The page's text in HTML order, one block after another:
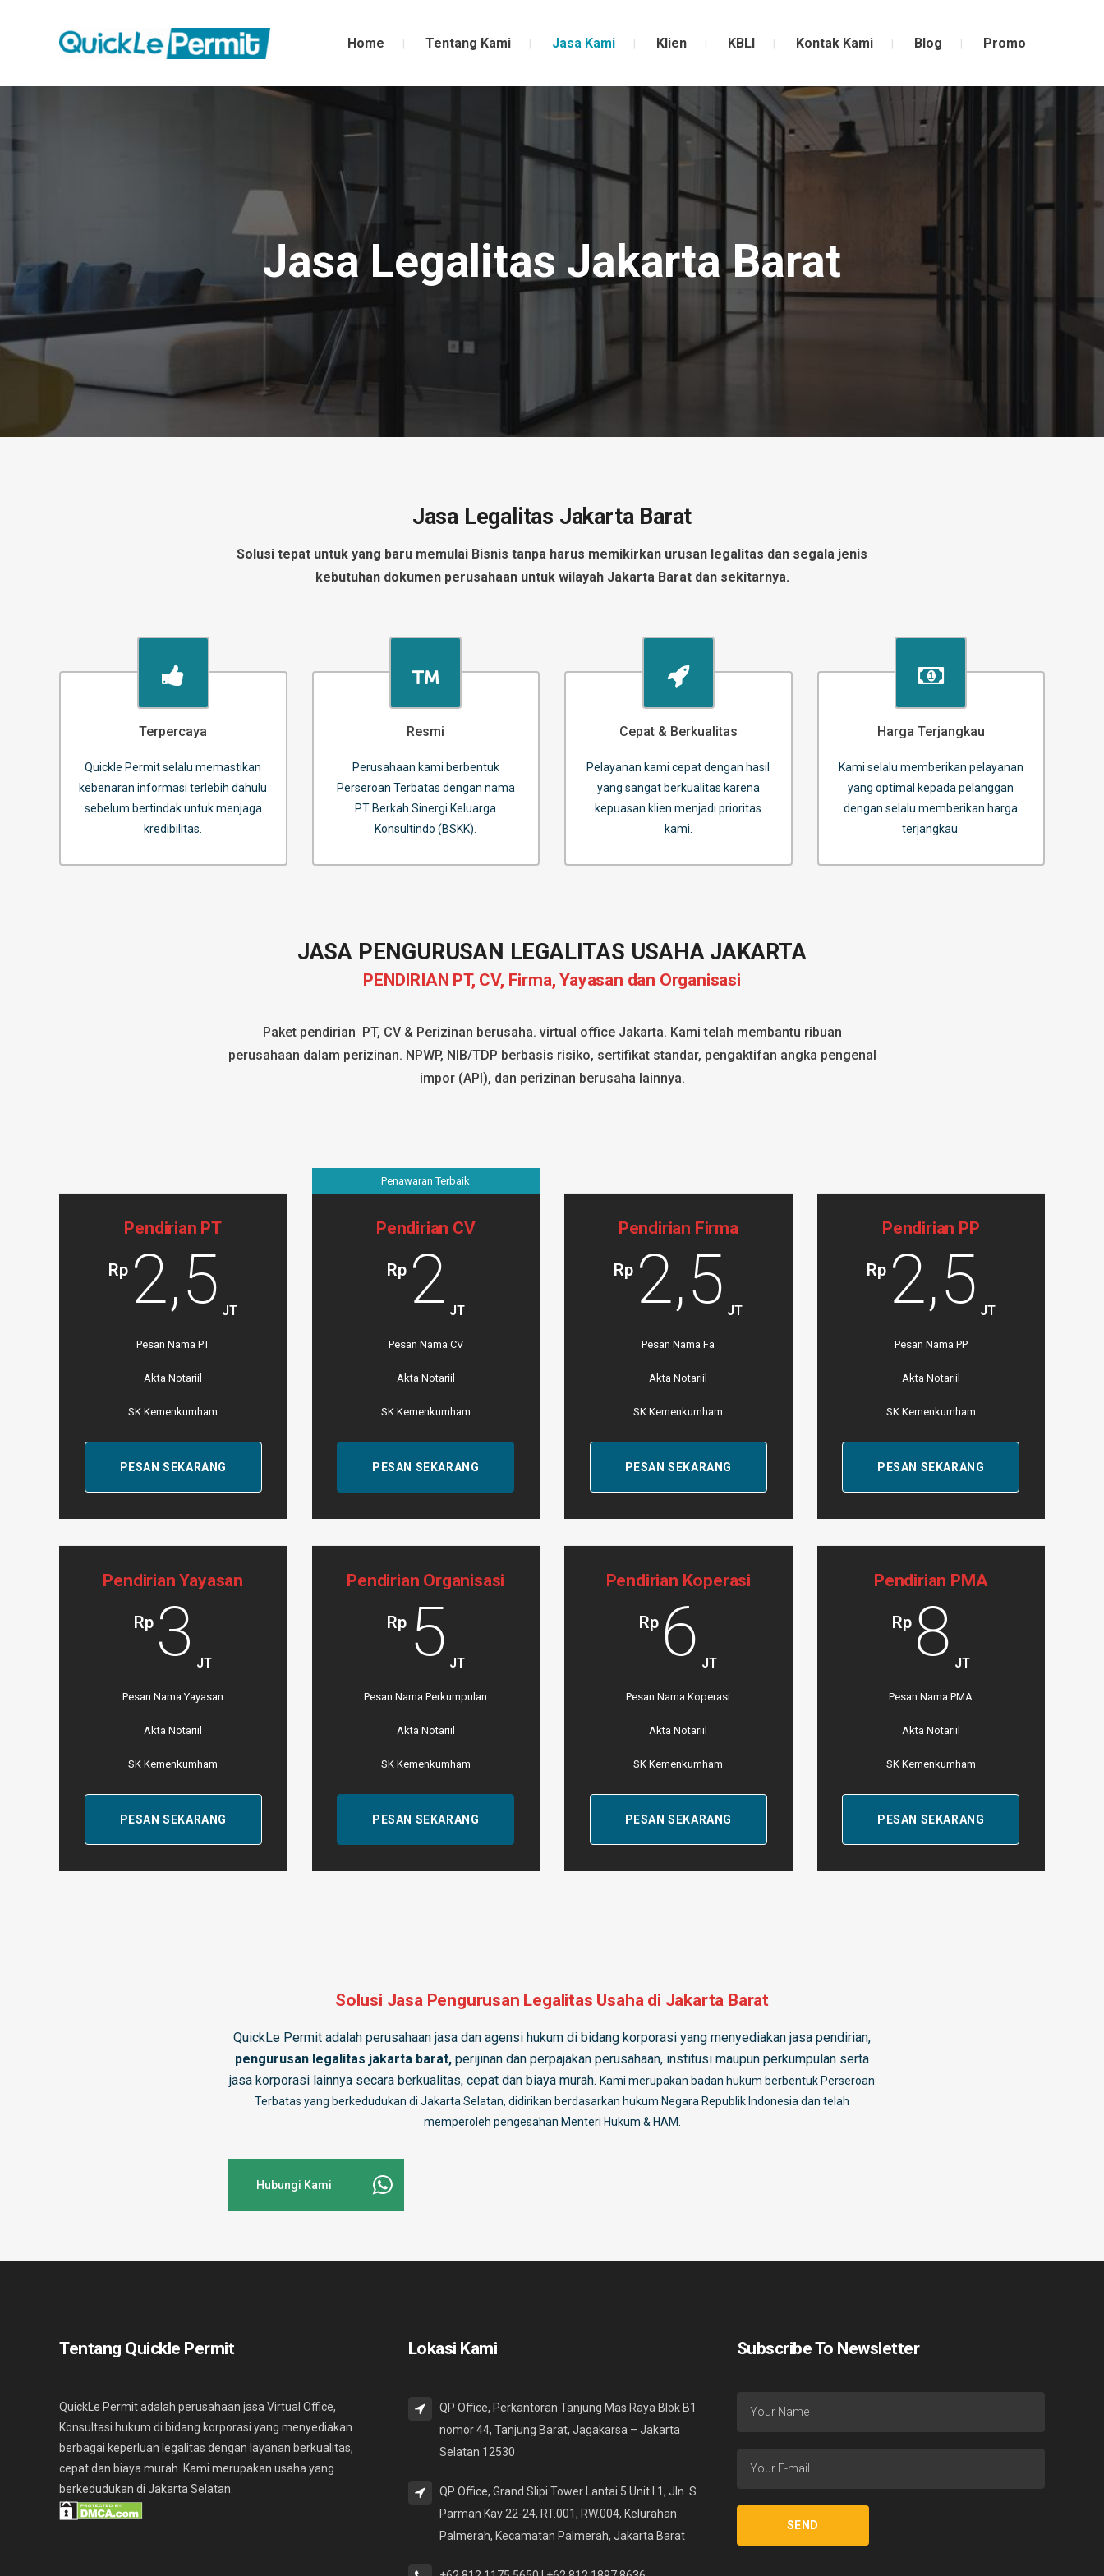
Home Tentang Kami Jasa Kami Klien KBLI Kontak Kami Blog Promo
Jasa Legalitas Jakarta Barat
Jasa Legalitas Jakarta Barat
Solusi tepat untuk yang baru memulai Bisnis tanpa harus memikirkan urusan legalitas dan segala jenis
kebutuhan dokumen perusahaan untuk wilayah Jakarta Barat dan sekitarnya.
Terpercaya
Quickle Permit selalu memastikan
kebenaran informasi terlebih dahulu
sebelum bertindak untuk menjaga
kredibilitas.
Resmi
Perusahaan kami berbentuk
Perseroan Terbatas dengan nama
PT Berkah Sinergi Keluarga
Konsultindo (BSKK).
Cepat & Berkualitas
Pelayanan kami cepat dengan hasil
yang sangat berkualitas karena
kepuasan klien menjadi prioritas
kami.
Harga Terjangkau
Kami selalu memberikan pelayanan
yang optimal kepada pelanggan
dengan selalu memberikan harga
terjangkau.
JASA PENGURUSAN LEGALITAS USAHA JAKARTA
PENDIRIAN PT, CV, Firma, Yayasan dan Organisasi
Paket pendirian PT, CV& Perizinan berusaha. virtual office Jakarta. Kami telah membantu ribuan
perusahaan dalam perizinan. NPWP, NIB/TDP berbasis risiko, sertifikat standar, pengaktifan angka pengenal
impor (API), dan perizinan berusaha lainnya.
Pendirian PT
Rp 2,5 JT
Pesan Nama PT
Akta Notariil
SK Kemenkumham
PESAN SEKARANG
Penawaran Terbaik
Pendirian CV
Rp 2 JT
Pesan Nama CV
Akta Notariil
SK Kemenkumham
PESAN SEKARANG
Pendirian Firma
Rp 2,5 JT
Pesan Nama Fa
Akta Notariil
SK Kemenkumham
PESAN SEKARANG
Pendirian PP
Rp 2,5 JT
Pesan Nama PP
Akta Notariil
SK Kemenkumham
PESAN SEKARANG
Pendirian Yayasan
Rp 3 JT
Pesan Nama Yayasan
Akta Notariil
SK Kemenkumham
PESAN SEKARANG
Pendirian Organisasi
Rp 5 JT
Pesan Nama Perkumpulan
Akta Notariil
SK Kemenkumham
PESAN SEKARANG
Pendirian Koperasi
Rp 6 JT
Pesan Nama Koperasi
Akta Notariil
SK Kemenkumham
PESAN SEKARANG
Pendirian PMA
Rp 8 JT
Pesan Nama PMA
Akta Notariil
SK Kemenkumham
PESAN SEKARANG
Solusi Jasa Pengurusan Legalitas Usaha di Jakarta Barat
QuickLe Permit adalah perusahaan jasa dan agensi hukum di bidang korporasi yang menyediakan jasa pendirian,
pengurusan legalitas jakarta barat, perijinan dan perpajakan perusahaan, institusi maupun perkumpulan serta
jasa korporasi lainnya secara berkualitas, cepat dan biaya murah. Kami merupakan badan hukum berbentuk Perseroan
Terbatas yang berkedudukan di Jakarta Selatan, didirikan berdasarkan hukum Negara Republik Indonesia dan telah
memperoleh pengesahan Menteri Hukum & HAM.
Hubungi Kami
Tentang Quickle Permit
QuickLe Permit adalah perusahaan jasa Virtual Office,
Konsultasi hukum di bidang korporasi yang menyediakan
berbagai keperluan legalitas dengan layanan berkualitas,
cepat dan biaya murah. Kami merupakan usaha yang
berkedudukan di Jakarta Selatan.
Lokasi Kami
QP Office, Perkantoran Tanjung Mas Raya Blok B1
nomor 44, Tanjung Barat, Jagakarsa – Jakarta
Selatan 12530
QP Office, Grand Slipi Tower Lantai 5 Unit I.1, Jln. S.
Parman Kav 22-24, RT.001, RW.004, Kelurahan
Palmerah, Kecamatan Palmerah, Jakarta Barat
Subscribe To Newsletter